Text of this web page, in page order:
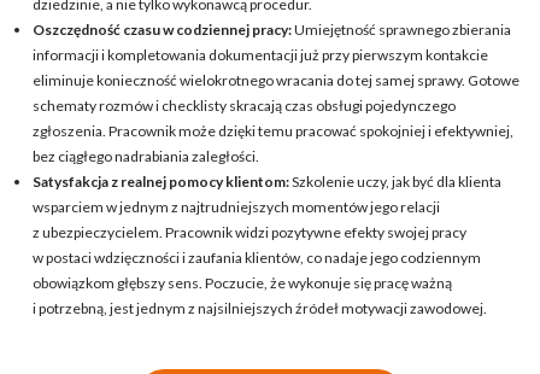
dziedzinie, a nie tylko wykonawcą procedur.
Oszczędność czasu w codziennej pracy:Umiejętność sprawnego zbierania
informacji i kompletowania dokumentacji już przy pierwszym kontakcie
eliminuje konieczność wielokrotnego wracania do tej samej sprawy. Gotowe
schematy rozmów i checklisty skracają czas obsługi pojedynczego
zgłoszenia. Pracownik może dzięki temu pracować spokojniej i efektywniej,
bez ciągłego nadrabiania zaległości.
Satysfakcja z realnej pomocy klientom:Szkolenie uczy, jak być dla klienta
wsparciem w jednym z najtrudniejszych momentów jego relacji
z ubezpieczycielem. Pracownik widzi pozytywne efekty swojej pracy
w postaci wdzięczności i zaufania klientów, co nadaje jego codziennym
obowiązkom głębszy sens. Poczucie, że wykonuje się pracę ważną
i potrzebną, jest jednym z najsilniejszych źródeł motywacji zawodowej.